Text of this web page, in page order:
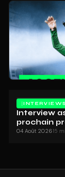
INTERVIEWS
Interview
prochain
04 Août 202615